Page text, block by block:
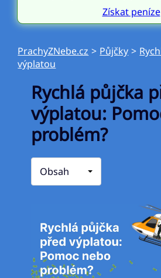
Získat peníze
PrachyZNebe.cz > Půjčky >
výplatou
Rychlá půjčka
výplatou:
problém?
Obsah